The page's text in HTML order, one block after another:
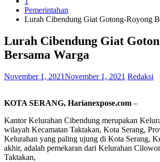
Pemerintahan
Lurah Cibendung Giat Gotong-Royong
Lurah Cibendung Giat
Bersama Warga
November 1, 2021November 1, 2021 Redaksi
KOTA SERANG, Harianexpose.com –
Kantor Kelurahan Cibendung merupakan
wilayah Kecamatan Taktakan, Kota Serang,
Kelurahan yang paling ujung di Kota Serang,
akhir, adalah pemekaran dari Kelurahan
Taktakan,